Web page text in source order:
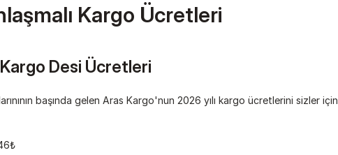
Kargo Ücretleri
Desi Ücretleri
başında gelen Aras Kargo'nun 2026 yılı kargo ücretlerini sizler için